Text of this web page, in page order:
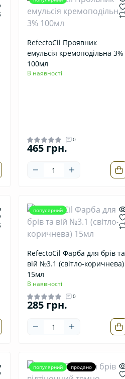
RefectoCil Проявник
емульсія кремоподільна 3%
100мл
В наявності
0
465 грн.
популярний
RefectoCil Фарба для брів та
вій №3.1 (світло-коричнева)
15мл
В наявності
0
285 грн.
популярний продано